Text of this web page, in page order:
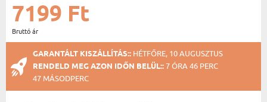
7199 Ft
Bruttó ár
GARANTÁLT KISZÁLLÍTÁS:: HÉTFŐRE, 10 AUGUSZTUS
RENDELD MEG AZON IDŐN BELÜL::7 ÓRA 46 PERC
47 MÁSODPERC